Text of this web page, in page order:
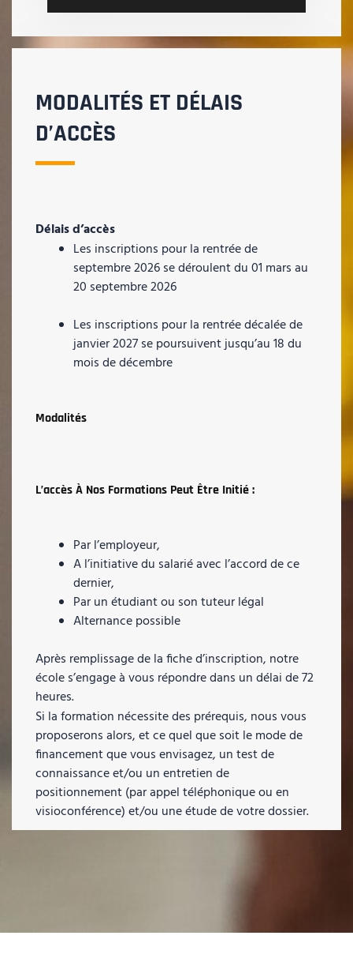
MODALITÉS ET DÉLAIS
D’ACCÈS
Délais d’accès
Les inscriptions pour la rentrée de
septembre 2026 se déroulent du 01 mars au
20 septembre 2026
Les inscriptions pour la rentrée décalée de
janvier 2027 se poursuivent jusqu’au 18 du
mois de décembre
Modalités
L’accès À Nos Formations Peut Être Initié :
Par l’employeur,
A l’initiative du salarié avec l’accord de ce
dernier,
Par un étudiant ou son tuteur légal
Alternance possible
Après remplissage de la fiche d’inscription, notre
école s’engage à vous répondre dans un délai de 72
heures.
Si la formation nécessite des prérequis, nous vous
proposerons alors, et ce quel que soit le mode de
financement que vous envisagez, un test de
connaissance et/ou un entretien de
positionnement (par appel téléphonique ou en
visioconférence) et/ou une étude de votre dossier.